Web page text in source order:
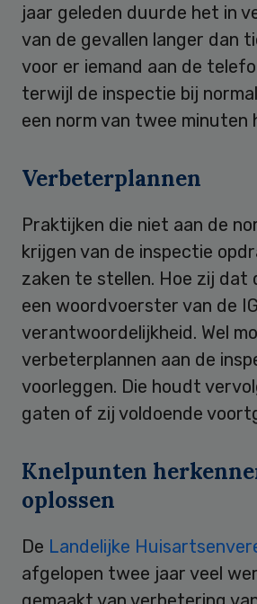
jaar geleden duurde het in
van de gevallen langer dan
voor er iemand aan de
terwijl de inspectie bij
een norm van twee minuten
Verbeterplannen
Praktijken die niet aan de
krijgen van de inspectie
zaken te stellen. Hoe zij dat
een woordvoerster van de
verantwoordelijkheid. Wel
verbeterplannen aan de
voorleggen. Die houdt
gaten of zij voldoende
Knelpunten
oplossen
De Landelijke
afgelopen twee jaar veel